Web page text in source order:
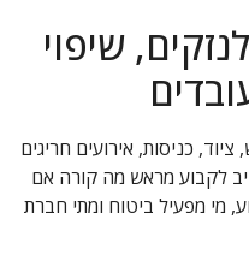
שיפוי
כניסות, אירועים חריגים
לקבוע מראש מה קורה אם
מי מפעיל ביטוח ומתי חברת